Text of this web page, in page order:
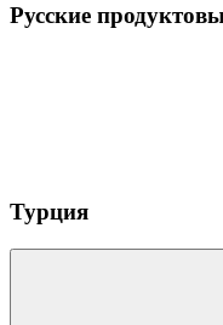
Русские
Турция